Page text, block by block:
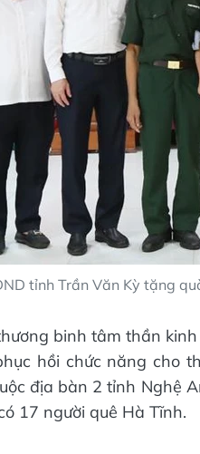
tỉnh Trần Văn Kỳ tặng
binh tâm thần
hồi chức năng cho
địa bàn 2 tỉnh Nghệ
17 người quê Hà Tĩnh.